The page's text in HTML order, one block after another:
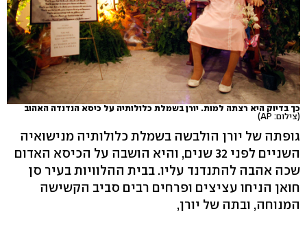
כך בדיוק היא רצתה למות. יורן בשמלת כלולותיה על כיסא הנדנדה האהוב
(צילום: AP)
גופתה של יורן הולבשה בשמלת כלולותיה מנישואיה
השניים לפני 32 שנים, והיא הושבה על הכיסא האדום
שכה אהבה להתנדנד עליו. בבית ההלוויות בעיר סן
חואן הניחו עציצים ופרחים רבים סביב הקשישה
המנוחה, ובתה של יורן,